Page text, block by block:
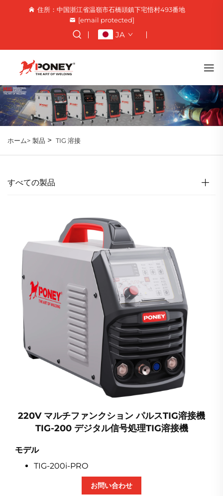
住所：中国浙江省温嶺市石橋頭鎮下宅悟村493番地
[email protected]
JA
ホーム> 製品 > TIG 溶接
すべての製品
220V マルチファンクション パルスTIG溶接機
TIG-200 デジタル信号処理TIG溶接機
モデル
TIG-200i-PRO
お問い合わせ